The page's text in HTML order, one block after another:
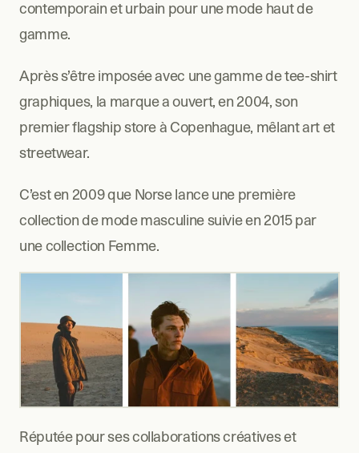
contemporain et urbain pour une mode haut de
gamme.
Après s’être imposée avec une gamme de tee-shirt
graphiques, la marque a ouvert, en 2004, son
premier flagship store à Copenhague, mêlant art et
streetwear.
C’est en 2009 que Norse lance une première
collection de mode masculine suivie en 2015 par
une collection Femme.
Réputée pour ses collaborations créatives et